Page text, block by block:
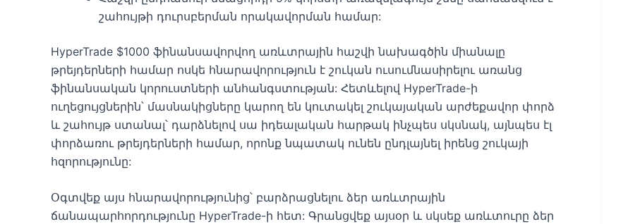
շահույթի դուրսբերման որակավորման համար:
HyperTrade $1000 ֆինանսավորվող առևտրային հաշվի նախագծին միանալը
թրեյդերների համար ոսկե հնարավորություն է շուկան ուսումնասիրելու առանց
ֆինանսական կորուստների անհանգստության: Հետևելով HyperTrade-ի
ուղեցույցներին՝ մասնակիցները կարող են կուտակել շուկայական արժեքավոր փորձ
և շահույթ ստանալ՝ դարձնելով սա իդեալական հարթակ ինչպես սկսնակ, այնպես էլ
փորձառու թրեյդերների համար, որոնք նպատակ ունեն ընդլայնել իրենց շուկայի
հզորությունը:
Օգտվեք այս հնարավորությունից՝ բարձրացնելու ձեր առևտրային
ճանապարհորդությունը HyperTrade-ի հետ: Գրանցվեք այսօր և սկսեք առևտուրը ձեր